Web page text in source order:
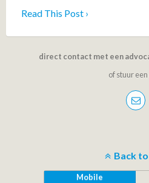
Read This Post ›
direct contact met een
of stuur
Back
Mobile